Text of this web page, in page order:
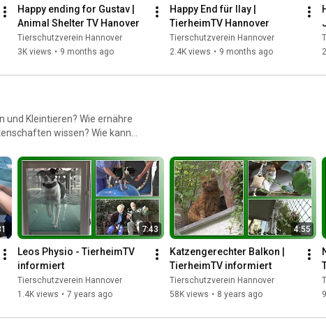
Happy ending for Gustav |
Animal Shelter TV Hanover
Tierschutzverein Hannover
3K views • 9 months ago
Happy End für Ilay |
TierheimTV Hannover
Tierschutzverein Hannover
2.4K views • 9 months ago
und Kleintieren? Wie ernähre
wissen? Wie kann
7:43
Leos Physio - TierheimTV
informiert
Tierschutzverein Hannover
1.4K views • 7 years ago
4:55
Katzengerechter Balkon |
TierheimTV informiert
Tierschutzverein Hannover
58K views • 8 years ago